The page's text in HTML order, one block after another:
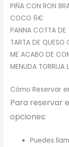
PIÑA CON RON
COCO 6€
PANNA COTTA DE
TARTA DE
ME ACABO DE
MENUDA TORRIJA
Cómo Reservar
Para reservar
opciones:
Puedes